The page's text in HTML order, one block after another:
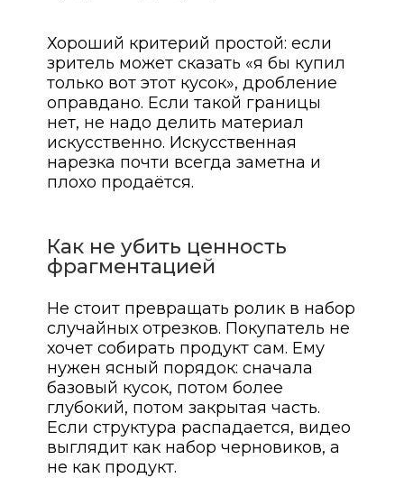
Хороший критерий простой: если
зритель может сказать «я бы купил
только вот этот кусок», дробление
оправдано. Если такой границы
нет, не надо делить материал
искусственно. Искусственная
нарезка почти всегда заметна и
плохо продаётся.
Как не убить ценность
фрагментацией
Не стоит превращать ролик в набор
случайных отрезков. Покупатель не
хочет собирать продукт сам. Ему
нужен ясный порядок: сначала
базовый кусок, потом более
глубокий, потом закрытая часть.
Если структура распадается, видео
выглядит как набор черновиков, а
не как продукт.